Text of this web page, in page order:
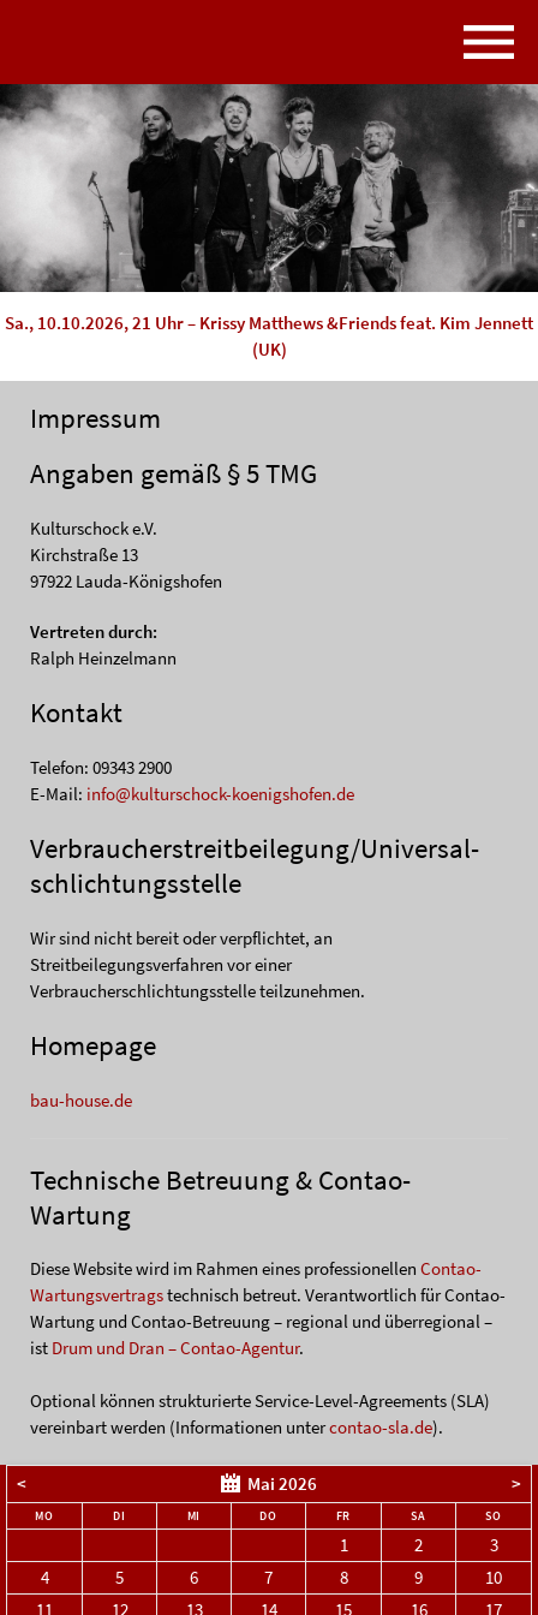
Sa., 10.10.2026, 21 Uhr – Krissy Matthews &Friends feat. Kim Jennett
(UK)
Impressum
Angaben gemäß § 5 TMG
Kulturschock e.V.
Kirchstraße 13
97922 Lauda-Königshofen
Vertreten durch:
Ralph Heinzelmann
Kontakt
Telefon: 09343 2900
E-Mail: info@kulturschock-koenigshofen.de
Verbraucher­streit­beilegung/Universal­
schlichtungs­stelle
Wir sind nicht bereit oder verpflichtet, an
Streitbeilegungsverfahren vor einer
Verbraucherschlichtungsstelle teilzunehmen.
Homepage
bau-house.de
Technische Betreuung & Contao-
Wartung
Diese Website wird im Rahmen eines professionellen Contao-
Wartungsvertragstechnisch betreut. Verantwortlich für Contao-
Wartung und Contao-Betreuung – regional und überregional –
ist Drum und Dran – Contao-Agentur.
Optional können strukturierte Service-Level-Agreements (SLA)
vereinbart werden (Informationen untercontao-sla.de).
< Mai 2026 >
MONTAG DI MI DONNERSTAGFR SAMSTAG SO
1 2
3
4
5 6 7 8 9
10
11
12 13 14 15 16 17